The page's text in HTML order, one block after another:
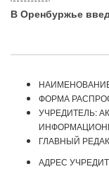
В Оренбуржье
ФОРМА
УЧРЕДИТЕЛЬ:
ГЛАВНЫЙ
АДРЕС